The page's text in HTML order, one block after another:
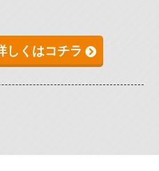
しくはコチラ